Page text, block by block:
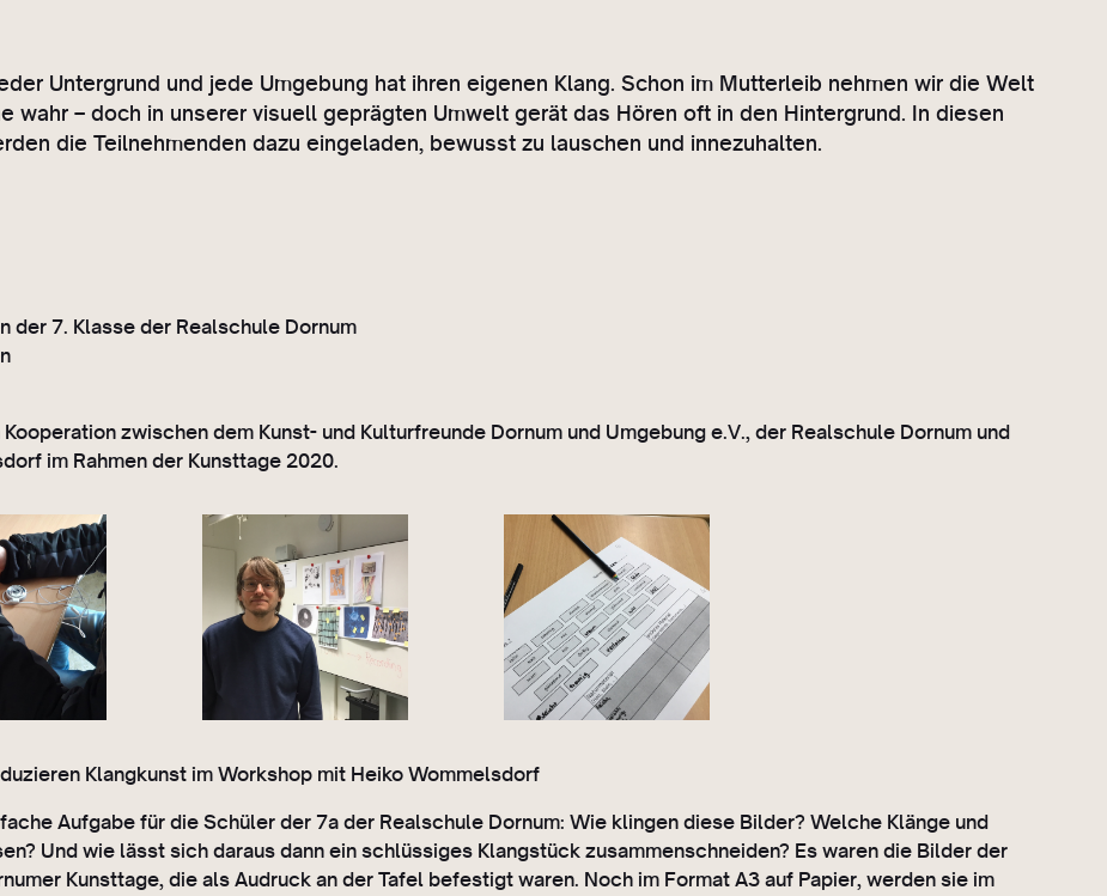
Untergrund und jede Umgebung hat ihren eigenen Klang. Schon im Mutterleib nehmen wir die Welt
wahr – doch in unserer visuell geprägten Umwelt gerät das Hören oft in den Hintergrund. In diesen
die Teilnehmenden dazu eingeladen, bewusst zu lauschen und innezuhalten.
der 7. Klasse der Realschule Dornum
zwischen dem Kunst- und Kulturfreunde Dornum und Umgebung e.V., der Realschule Dornum und
im Rahmen der Kunsttage 2020.
Klangkunst im Workshop mit Heiko Wommelsdorf
Aufgabe für die Schüler der 7a der Realschule Dornum: Wie klingen diese Bilder? Welche Klänge und
Und wie lässt sich daraus dann ein schlüssiges Klangstück zusammenschneiden? Es waren die Bilder der
Kunsttage, die als Audruck an der Tafel befestigt waren. Noch im Format A3 auf Papier, werden sie im